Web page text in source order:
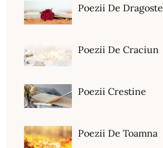
Poezii De Dragoste
Poezii De Craciun
Poezii Crestine
Poezii De Toamna